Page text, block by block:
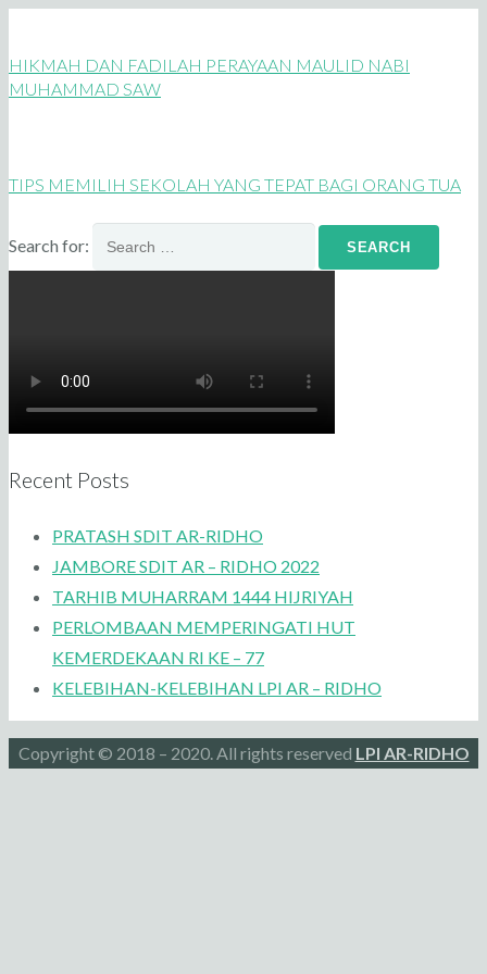
HIKMAH DAN FADILAH PERAYAAN MAULID NABI
MUHAMMAD SAW
TIPS MEMILIH SEKOLAH YANG TEPAT BAGI ORANG TUA
Search for:
Recent Posts
PRATASH SDIT AR-RIDHO
JAMBORE SDIT AR – RIDHO 2022
TARHIB MUHARRAM 1444 HIJRIYAH
PERLOMBAAN MEMPERINGATI HUT
KEMERDEKAAN RI KE – 77
KELEBIHAN-KELEBIHAN LPI AR – RIDHO
Copyright © 2018 – 2020. All rights reserved LPI AR-RIDHO